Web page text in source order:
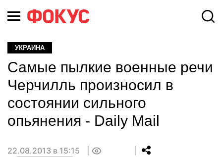
УКРАИНА
Самые пылкие военные речи
Черчилль произносил в
состоянии сильного
опьянения - Daily Mail
22.08.2013 в 15:15